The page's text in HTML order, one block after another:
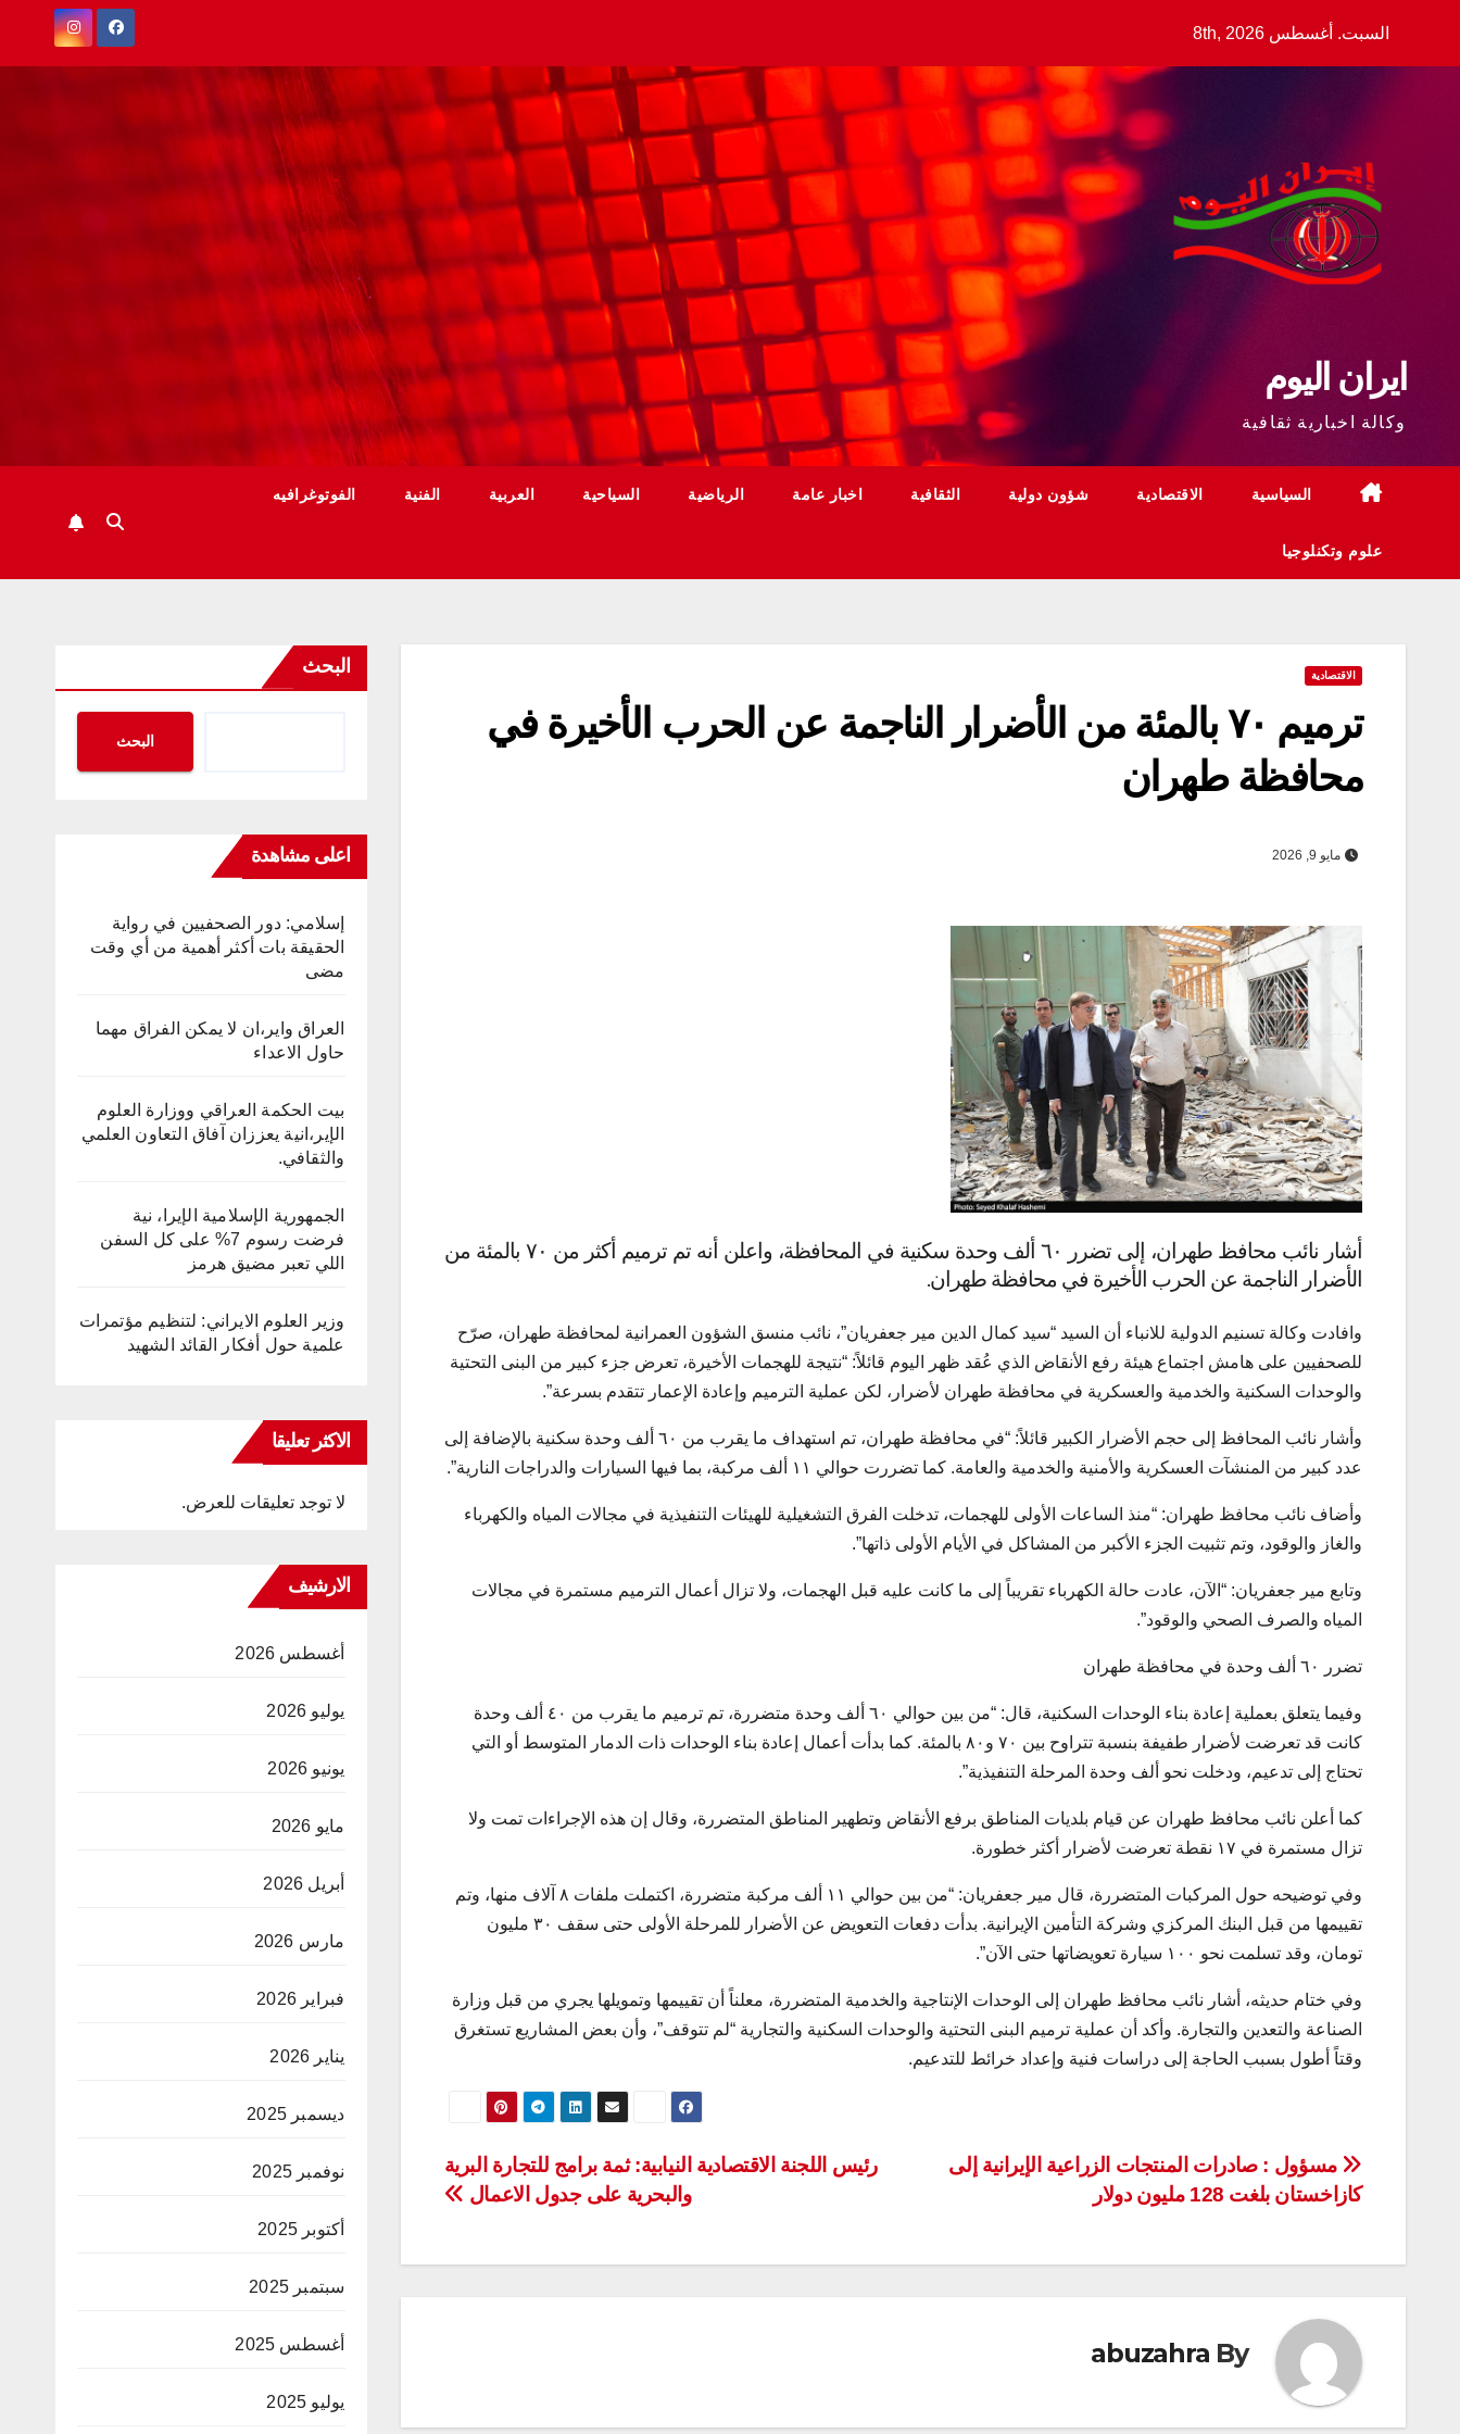
السبت. أغسطس 8th, 2026
ايران اليوم
وكالة اخبارية ثقافية
السياسية الاقتصادية شؤون دولية الثقافية اخبار عامة الرياضية السياحية العربية الفنية الفوتوغرافيه
علوم وتكنلوجيا
الاقتصادية
ترميم ٧٠ بالمئة من الأضرار الناجمة عن الحرب الأخيرة في
محافظة طهران
مايو 9, 2026
أشار نائب محافظ طهران، إلى تضرر ٦٠ ألف وحدة سكنية في المحافظة، واعلن أنه تم ترميم أكثر من ٧٠ بالمئة من
الأضرار الناجمة عن الحرب الأخيرة في محافظة طهران.
وافادت وكالة تسنيم الدولية للانباء أن السيد “سيد كمال الدين مير جعفريان”، نائب منسق الشؤون العمرانية لمحافظة طهران، صرّح
للصحفيين على هامش اجتماع هيئة رفع الأنقاض الذي عُقد ظهر اليوم قائلاً: “نتيجة للهجمات الأخيرة، تعرض جزء كبير من البنى التحتية
والوحدات السكنية والخدمية والعسكرية في محافظة طهران لأضرار، لكن عملية الترميم وإعادة الإعمار تتقدم بسرعة”.
وأشار نائب المحافظ إلى حجم الأضرار الكبير قائلاً: “في محافظة طهران، تم استهداف ما يقرب من ٦٠ ألف وحدة سكنية بالإضافة إلى
عدد كبير من المنشآت العسكرية والأمنية والخدمية والعامة. كما تضررت حوالي ١١ ألف مركبة، بما فيها السيارات والدراجات النارية”.
وأضاف نائب محافظ طهران: “منذ الساعات الأولى للهجمات، تدخلت الفرق التشغيلية للهيئات التنفيذية في مجالات المياه والكهرباء
والغاز والوقود، وتم تثبيت الجزء الأكبر من المشاكل في الأيام الأولى ذاتها”.
وتابع مير جعفريان: “الآن، عادت حالة الكهرباء تقريباً إلى ما كانت عليه قبل الهجمات، ولا تزال أعمال الترميم مستمرة في مجالات
المياه والصرف الصحي والوقود”.
تضرر ٦٠ ألف وحدة في محافظة طهران
وفيما يتعلق بعملية إعادة بناء الوحدات السكنية، قال: “من بين حوالي ٦٠ ألف وحدة متضررة، تم ترميم ما يقرب من ٤٠ ألف وحدة
كانت قد تعرضت لأضرار طفيفة بنسبة تتراوح بين ٧٠ و٨٠ بالمئة. كما بدأت أعمال إعادة بناء الوحدات ذات الدمار المتوسط أو التي
تحتاج إلى تدعيم، ودخلت نحو ألف وحدة المرحلة التنفيذية”.
كما أعلن نائب محافظ طهران عن قيام بلديات المناطق برفع الأنقاض وتطهير المناطق المتضررة، وقال إن هذه الإجراءات تمت ولا
تزال مستمرة في ١٧ نقطة تعرضت لأضرار أكثر خطورة.
وفي توضيحه حول المركبات المتضررة، قال مير جعفريان: “من بين حوالي ١١ ألف مركبة متضررة، اكتملت ملفات ٨ آلاف منها، وتم
تقييمها من قبل البنك المركزي وشركة التأمين الإيرانية. بدأت دفعات التعويض عن الأضرار للمرحلة الأولى حتى سقف ٣٠ مليون
تومان، وقد تسلمت نحو ١٠٠ سيارة تعويضاتها حتى الآن”.
وفي ختام حديثه، أشار نائب محافظ طهران إلى الوحدات الإنتاجية والخدمية المتضررة، معلناً أن تقييمها وتمويلها يجري من قبل وزارة
الصناعة والتعدين والتجارة. وأكد أن عملية ترميم البنى التحتية والوحدات السكنية والتجارية “لم تتوقف”، وأن بعض المشاريع تستغرق
وقتاً أطول بسبب الحاجة إلى دراسات فنية وإعداد خرائط للتدعيم.
تصفّح
المقالات
رئيس اللجنة الاقتصادية النيابية: ثمة برامج للتجارة البرية
والبحرية على جدول الاعمال
مسؤول : صادرات المنتجات الزراعية الإيرانية إلى
كازاخستان بلغت 128 مليون دولار
By
abuzahra
البحث
البحث
اعلى مشاهدة
إسلامي: دور الصحفيين في رواية
الحقيقة بات أكثر أهمية من أي وقت
مضى
العراق واير،ان لا يمكن الفراق مهما
حاول الاعداء
بيت الحكمة العراقي ووزارة العلوم
الإير،انية يعززان آفاق التعاون العلمي
والثقافي.
الجمهورية الإسلامية الإيرا، نية
فرضت رسوم 7% على كل السفن
اللي تعبر مضيق هرمز
وزير العلوم الايراني: لتنظيم مؤتمرات
علمية حول أفكار القائد الشهيد
الاكثر تعليقا
لا توجد تعليقات للعرض.
الارشيف
أغسطس 2026
يوليو 2026
يونيو 2026
مايو 2026
أبريل 2026
مارس 2026
فبراير 2026
يناير 2026
ديسمبر 2025
نوفمبر 2025
أكتوبر 2025
سبتمبر 2025
أغسطس 2025
يوليو 2025